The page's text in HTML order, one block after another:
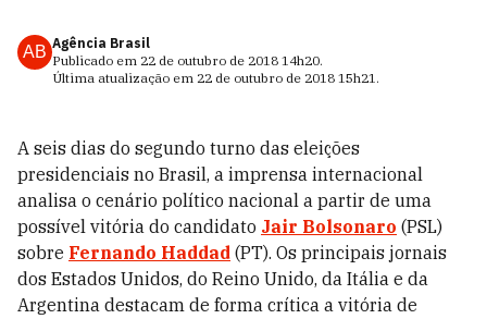
AB Agência Brasil
Publicado em 22 de outubro de 2018 14h20.
Última atualização em 22 de outubro de 2018 15h21.
A seis dias do segundo turno das eleições
presidenciais no Brasil, a imprensa internacional
analisa o cenário político nacional a partir de uma
possível vitória do candidato Jair Bolsonaro (PSL)
sobre Fernando Haddad (PT). Os principais jornais
dos Estados Unidos, do Reino Unido, da Itália e da
Argentina destacam de forma crítica a vitória de